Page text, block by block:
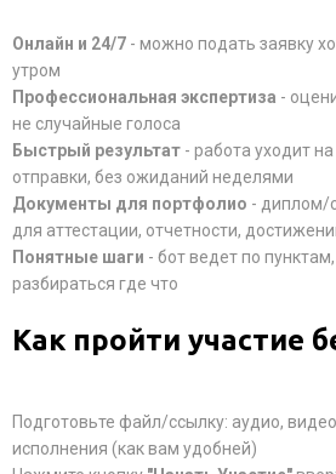
Онлайн и 24/7 - можно подать заявку
утром
Профессиональная экспертиза -
не случайные голоса
Быстрый результат - работа уходит
отправки, без ожиданий неделями
Документы для портфолио - диплом/
для аттестации, отчетности,
Понятные шаги - бот ведет по
разбираться где что
Как пройти участие
Подготовьте файл/ссылку: аудио,
исполнения (как вам удобней)